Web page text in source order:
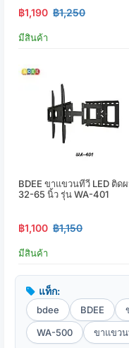
฿1,190 ฿1,250
มีสินค้า
BDEE ขาแขวนทีวี LED ติด
32-65 นิ้ว รุ่น WA-401
฿1,100 ฿1,150
มีสินค้า
แท็ก:
bdee BDEE
WA-500
ขาแขว